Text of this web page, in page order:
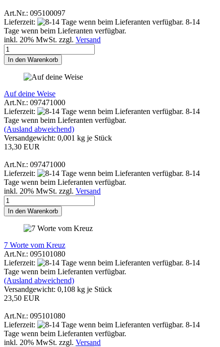
Art.Nr.: 095100097
Lieferzeit:
8-14
Tage wenn beim Lieferanten verfügbar.
inkl. 20% MwSt. zzgl. Versand
In den Warenkorb
Auf deine Weise
Art.Nr.: 097471000
Lieferzeit:
8-14
Tage wenn beim Lieferanten verfügbar.
(Ausland abweichend)
Versandgewicht: 0,001 kg je Stück
13,30 EUR
Art.Nr.: 097471000
Lieferzeit:
8-14
Tage wenn beim Lieferanten verfügbar.
inkl. 20% MwSt. zzgl. Versand
In den Warenkorb
7 Worte vom Kreuz
Art.Nr.: 095101080
Lieferzeit:
8-14
Tage wenn beim Lieferanten verfügbar.
(Ausland abweichend)
Versandgewicht: 0,108 kg je Stück
23,50 EUR
Art.Nr.: 095101080
Lieferzeit:
8-14
Tage wenn beim Lieferanten verfügbar.
inkl. 20% MwSt. zzgl. Versand